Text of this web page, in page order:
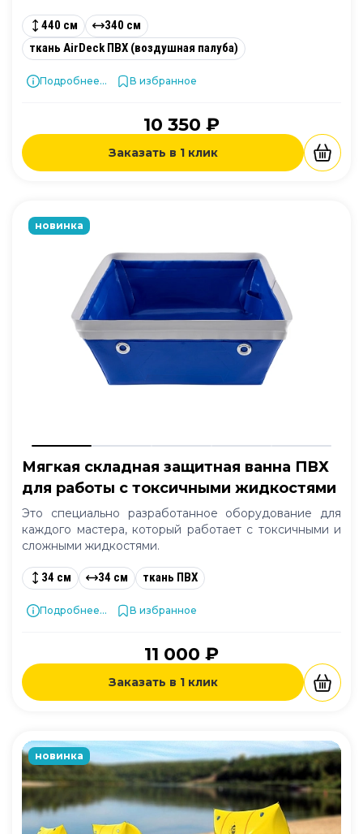
440 см
340 см
ткань AirDeck ПВХ (воздушная палуба)
Подробнее... В избранное
10 350 ₽
Заказать в 1 клик
новинка
Мягкая складная защитная ванна ПВХ
для работы с токсичными жидкостями
Это специально разработанное оборудование для
каждого мастера, который работает с токсичными и
сложными жидкостями.
34 см 34 см ткань ПВХ
Подробнее... В избранное
11 000 ₽
Заказать в 1 клик
новинка